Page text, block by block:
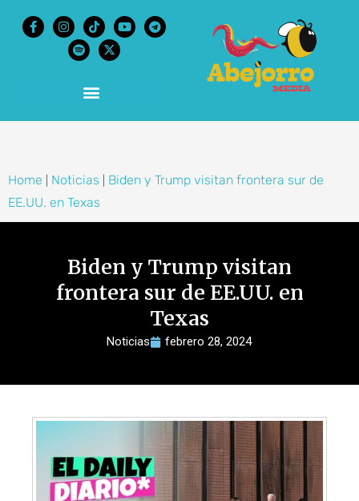
Home Noticias
Biden y Trump visitan frontera sur de
EE.UU. en Texas
Biden y Trump visitan
frontera sur de EE.UU. en
Texas
Noticias febrero 28, 2024